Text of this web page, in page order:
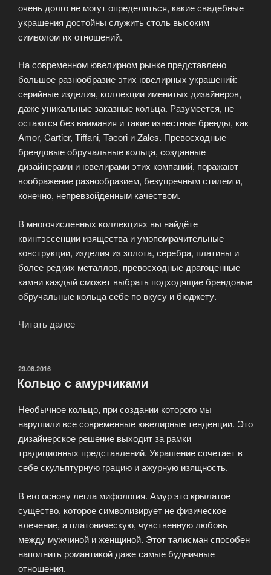
очень долго не могут определиться, какие свадебные
украшения достойны служить столь высоким
символом их отношений.
На современном ювелирном рынке представлено
большое разнообразие этих ювелирных украшений:
серийные изделия, коллекции именитых дизайнеров,
даже уникальные заказные кольца. Разумеется, не
остаются без внимания и такие известные бренды, как
Amor, Cartier, Tiffani, Tacori и Zales. Превосходные
брендовые обручальные кольца, созданные
дизайнерами и ювелирами этих компаний, поражают
воображение разнообразием, безупречным стилем и,
конечно, непревзойдённым качеством.
В многочисленных коллекциях вы найдёте
квинтэссенции изящества и умопомрачительные
конструкции, изделия из золота, серебра, платины и
более редких металлов, превосходные драгоценные
камни каждый сможет выбрать подходящие брендовые
обручальные кольца себе по вкусу и бюджету.
Читать далее
ОПУБЛИКОВАНО
29.08.2016
Кольцо с амурчиками
Необычное кольцо, при создании которого мы
нарушили все современные ювелирные тенденции. Это
дизайнерское решение выходит за рамки
традиционных представлений. Украшение сочетает в
себе скульптурную грацию и ажурную изящность.
В его основу легла мифология. Амур это крылатое
существо, которое символизирует не физическое
влечение, а платоническую, чувственную любовь
между мужчиной и женщиной. Этот талисман способен
наполнить романтикой даже самые будничные
отношения.